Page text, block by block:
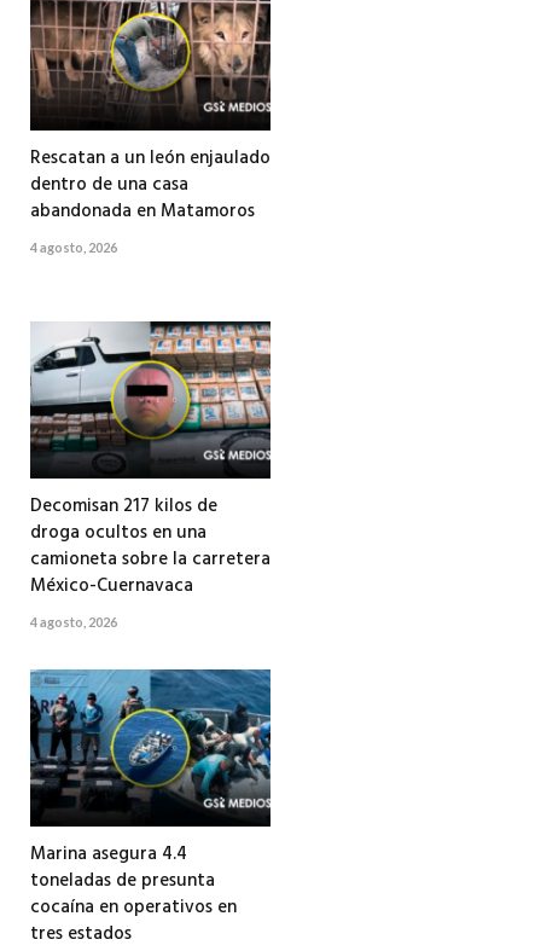
Rescatan a un león enjaulado
dentro de una casa
abandonada en Matamoros
4 agosto, 2026
Decomisan 217 kilos de
droga ocultos en una
camioneta sobre la carretera
México-Cuernavaca
4 agosto, 2026
Marina asegura 4.4
toneladas de presunta
cocaína en operativos en
tres estados